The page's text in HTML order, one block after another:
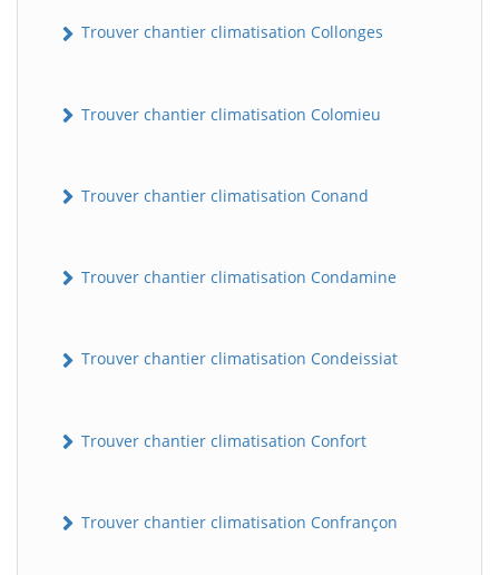
Trouver chantier climatisation Collonges
Trouver chantier climatisation Colomieu
Trouver chantier climatisation Conand
Trouver chantier climatisation Condamine
Trouver chantier climatisation Condeissiat
Trouver chantier climatisation Confort
Trouver chantier climatisation Confrançon
B Assistant en ligne